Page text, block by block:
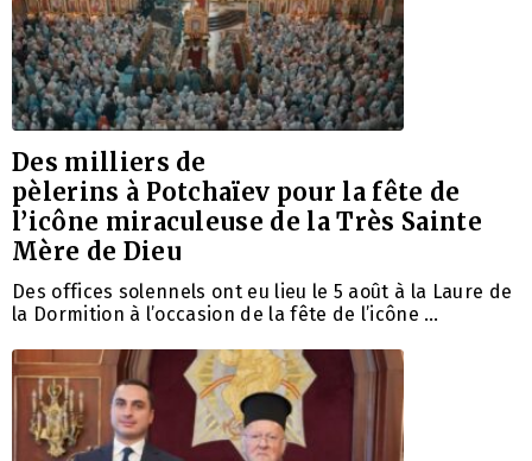
Des milliers de
pèlerins à Potchaïev pour la fête de
l’icône miraculeuse de la Très Sainte
Mère de Dieu
Des offices solennels ont eu lieu le 5 août à la Laure de
la Dormition à l’occasion de la fête de l’icône …